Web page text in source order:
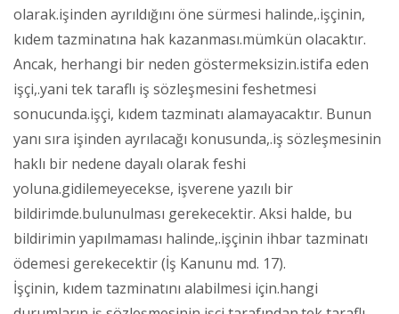
olarak.işinden ayrıldığını öne sürmesi halinde,.işçinin,
kıdem tazminatına hak kazanması.mümkün olacaktır.
Ancak, herhangi bir neden göstermeksizin.istifa eden
işçi,.yani tek taraflı iş sözleşmesini feshetmesi
sonucunda.işçi, kıdem tazminatı alamayacaktır. Bunun
yanı sıra işinden ayrılacağı konusunda,.iş sözleşmesinin
haklı bir nedene dayalı olarak feshi
yoluna.gidilemeyecekse, işverene yazılı bir
bildirimde.bulunulması gerekecektir. Aksi halde, bu
bildirimin yapılmaması halinde,.işçinin ihbar tazminatı
ödemesi gerekecektir (İş Kanunu md. 17).
İşçinin, kıdem tazminatını alabilmesi için.hangi